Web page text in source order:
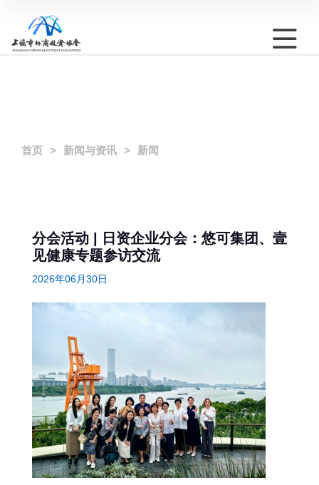
首页 新闻与资讯 新闻
分会活动 | 日资企业分会：悠可集团、壹
见健康专题参访交流
2026年06月30日